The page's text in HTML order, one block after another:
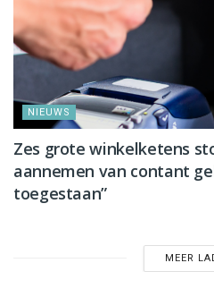
NIEUWS
Zes grote winkelketens
aannemen van contant
toegestaan”
MEER